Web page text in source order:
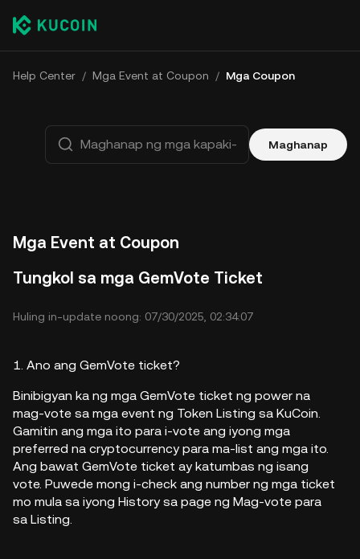
Help Center / Mga Event at Coupon / Mga Coupon
Maghanap
Mga Event at Coupon
Tungkol sa mga GemVote Ticket
Huling in-update noong: 07/30/2025, 02:34:07
1. Ano ang GemVote ticket?
Binibigyan ka ng mga GemVote ticket ng power na
mag-vote sa mga event ng Token Listing sa KuCoin.
Gamitin ang mga ito para i-vote ang iyong mga
preferred na cryptocurrency para ma-list ang mga ito.
Ang bawat GemVote ticket ay katumbas ng isang
vote. Puwede mong i-check ang number ng mga ticket
mo mula sa iyong History sa page ng Mag-vote para
sa Listing.